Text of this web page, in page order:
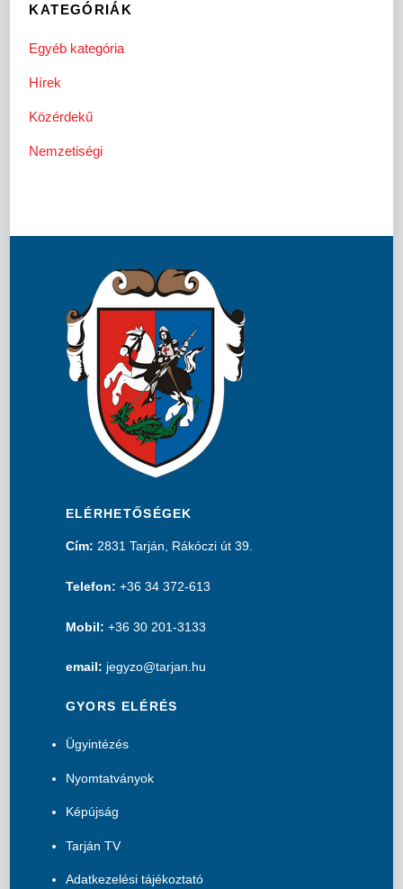
KATEGÓRIÁK
Egyéb kategória
Hírek
Közérdekű
Nemzetiségi
ELÉRHETŐSÉGEK
Cím: 2831 Tarján, Rákóczi út 39.
Telefon: +36 34 372-613
Mobil: +36 30 201-3133
email: jegyzo@tarjan.hu
GYORS ELÉRÉS
Ügyintézés
Nyomtatványok
Képújság
Tarján TV
Adatkezelési tájékoztató